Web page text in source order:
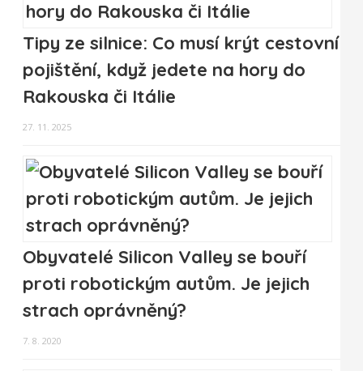
Tipy ze silnice: Co musí krýt cestovní
pojištění, když jedete na hory do
Rakouska či Itálie
27. 11. 2025
Obyvatelé Silicon Valley se bouří
proti robotickým autům. Je jejich
strach oprávněný?
7. 8. 2020